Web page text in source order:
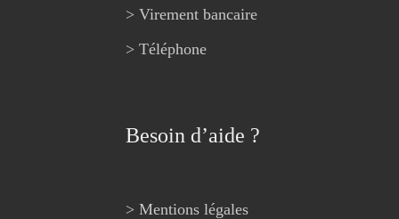
> Virement bancaire
> Téléphone
Besoin d’aide ?
> Mentions légales